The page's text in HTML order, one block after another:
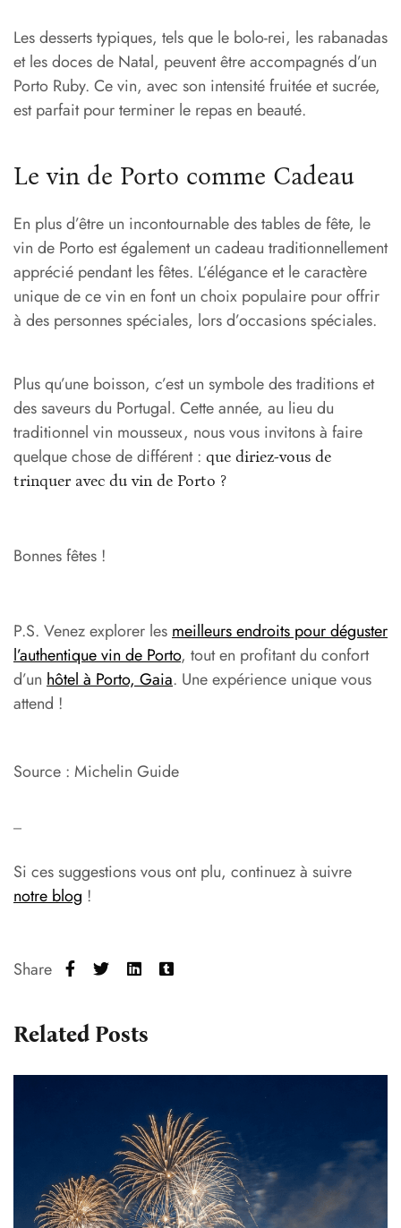
Les desserts typiques, tels que le bolo-rei, les rabanadas
et les doces de Natal, peuvent être accompagnés d’un
Porto Ruby. Ce vin, avec son intensité fruitée et sucrée,
est parfait pour terminer le repas en beauté.
Le vin de Porto comme Cadeau
En plus d’être un incontournable des tables de fête, le
vin de Porto est également un cadeau traditionnellement
apprécié pendant les fêtes. L’élégance et le caractère
unique de ce vin en font un choix populaire pour offrir
à des personnes spéciales, lors d’occasions spéciales.
Plus qu’une boisson, c’est un symbole des traditions et
des saveurs du Portugal. Cette année, au lieu du
traditionnel vin mousseux, nous vous invitons à faire
quelque chose de différent : que diriez-vous de
trinquer avec du vin de Porto ?
Bonnes fêtes !
P.S. Venez explorer lesmeilleurs endroits pour déguster
l’authentique vin de Porto, tout en profitant du confort
d’un hôtel à Porto, Gaia. Une expérience unique vous
attend !
Source : Michelin Guide
Si ces suggestions vous ont plu, continuez à suivre
notre blog !
Share
Related Posts